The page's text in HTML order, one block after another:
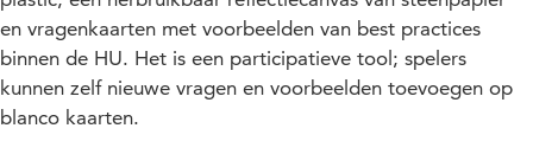
en vragenkaarten met voorbeelden van best practices
binnen de HU. Het is een participatieve tool; spelers
kunnen zelf nieuwe vragen en voorbeelden toevoegen op
blanco kaarten.